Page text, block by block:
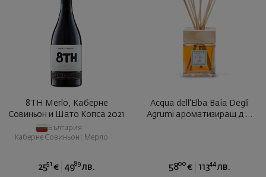
8TH Merlo, Каберне
Совиньон и Шато Копса 2021
България
Каберне Совиньон
Мерло
2551 € 4989 лв.
Acqua dell'Elba Baia Degli
Agrumi ароматизиращ д ...
5800 € 11344 лв.